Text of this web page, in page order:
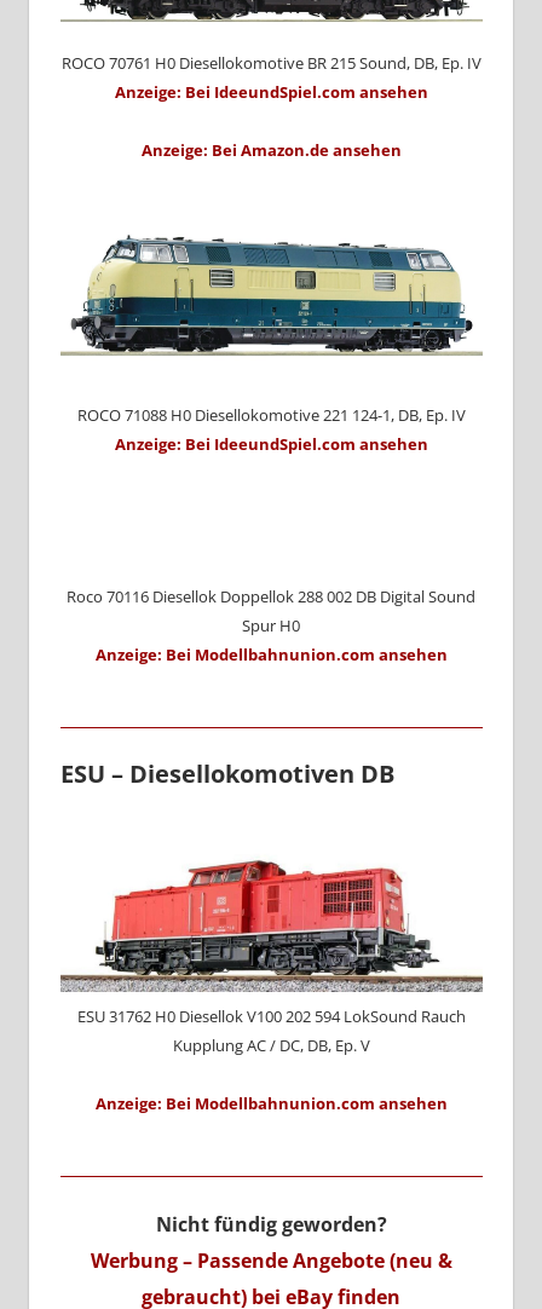
ROCO 70761 H0 Diesellokomotive BR 215 Sound, DB, Ep. IV
Anzeige: Bei IdeeundSpiel.com ansehen
Anzeige: Bei Amazon.de ansehen
ROCO 71088 H0 Diesellokomotive 221 124-1, DB, Ep. IV
Anzeige: Bei IdeeundSpiel.com ansehen
Roco 70116 Diesellok Doppellok 288 002 DB Digital Sound
Spur H0
Anzeige: Bei Modellbahnunion.com ansehen
ESU – Diesellokomotiven DB
ESU 31762 H0 Diesellok V100 202 594 LokSound Rauch
Kupplung AC / DC, DB, Ep. V
Anzeige: Bei Modellbahnunion.com ansehen
Nicht fündig geworden?
Werbung – Passende Angebote (neu &
gebraucht) bei eBay finden